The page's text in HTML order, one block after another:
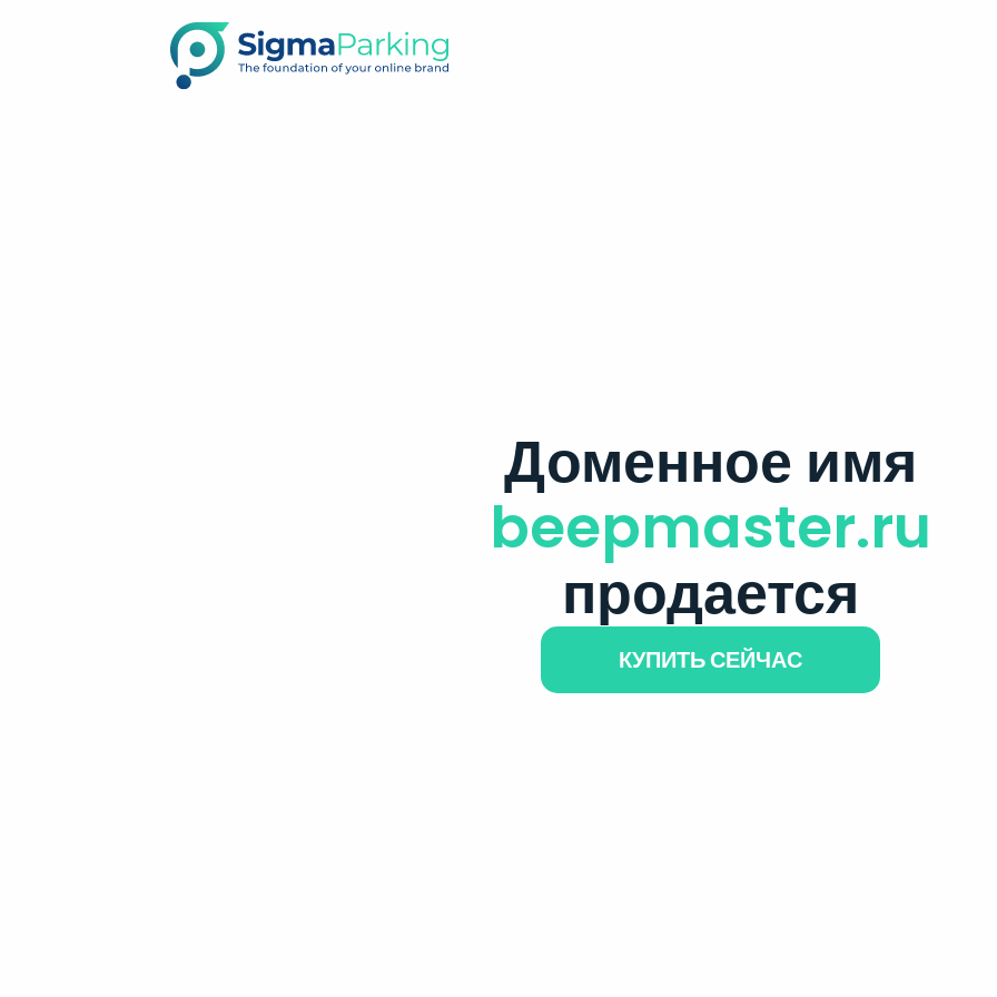
Доменное имя
beepmaster.ru
продается
КУПИТЬ СЕЙЧАС